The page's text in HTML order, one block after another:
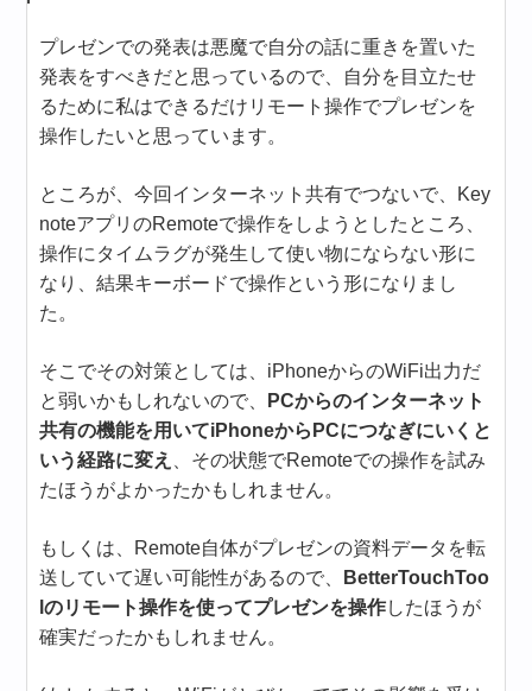
プレゼンでの発表は悪魔で自分の話に重きを置いた
発表をすべきだと思っているので、自分を目立たせ
るために私はできるだけリモート操作でプレゼンを
操作したいと思っています。
ところが、今回インターネット共有でつないで、Key
noteアプリのRemoteで操作をしようとしたところ、
操作にタイムラグが発生して使い物にならない形に
なり、結果キーボードで操作という形になりまし
た。
そこでその対策としては、iPhoneからのWiFi出力だ
と弱いかもしれないので、
PCからのインターネット
共有の機能を用いてiPhoneからPCにつなぎにいくと
いう経路に変え
、その状態でRemoteでの操作を試み
たほうがよかったかもしれません。
もしくは、Remote自体がプレゼンの資料データを転
送していて遅い可能性があるので、
BetterTouchToo
lのリモート操作を使ってプレゼンを操作したほうが
確実だったかもしれません。